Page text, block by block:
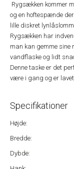
Rygsækken kommer
og en hoftespænde
lille diskret
Rygsækken har
man kan gemme sine
vandflaske og lidt
Denne taske er det
være i gang og er
Specifikationer
Højde:
Bredde:
Dybde: